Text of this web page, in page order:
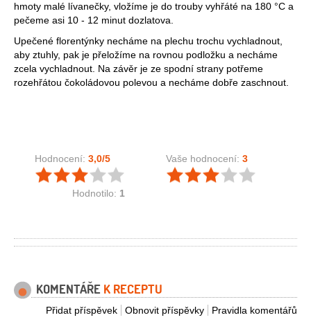
hmoty malé lívanečky, vložíme je do trouby vyhřáté na 180 °C a
pečeme asi 10 - 12 minut dozlatova.
Upečené florentýnky necháme na plechu trochu vychladnout,
aby ztuhly, pak je přeložíme na rovnou podložku a necháme
zcela vychladnout. Na závěr je ze spodní strany potřeme
rozehřátou čokoládovou polevou a necháme dobře zaschnout.
Hodnocení: 3,0/5
Hodnotilo: 1
Vaše hodnocení: 3
KOMENTÁŘE K RECEPTU
Pravidla komentářů
Obnovit příspěvky
Přidat příspěvek